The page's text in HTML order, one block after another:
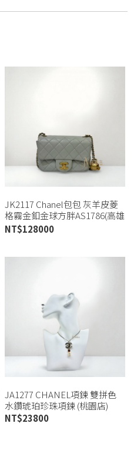
JK2117 Chanel包包 灰羊皮菱
格霧金釦金球方胖AS1786(高雄
店)
NT$128000
JA1277 CHANEL項鍊 雙拼色
水鑽琥珀珍珠項鍊 (桃園店)
NT$23800